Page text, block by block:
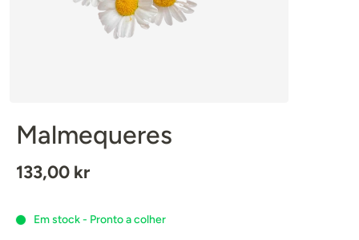
Malmequeres
133,00 kr
Em stock - Pronto a colher